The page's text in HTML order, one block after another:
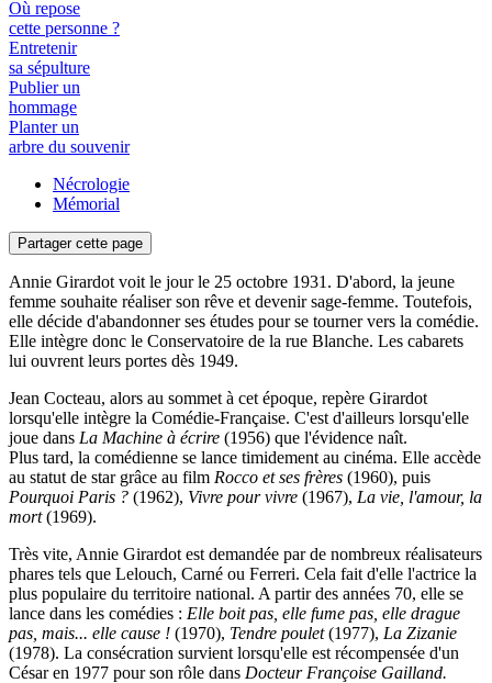
Où repose
cette personne ?
Entretenir
sa sépulture
Publier un
hommage
Planter un
arbre du souvenir
Nécrologie
Mémorial
Partager cette page
Annie Girardot voit le jour le 25 octobre 1931. D'abord, la jeune
femme souhaite réaliser son rêve et devenir sage-femme. Toutefois,
elle décide d'abandonner ses études pour se tourner vers la comédie.
Elle intègre donc le Conservatoire de la rue Blanche. Les cabarets
lui ouvrent leurs portes dès 1949.
Jean Cocteau, alors au sommet à cet époque, repère Girardot
lorsqu'elle intègre la Comédie-Française. C'est d'ailleurs lorsqu'elle
joue dans La Machine à écrire (1956) que l'évidence naît.
Plus tard, la comédienne se lance timidement au cinéma. Elle accède
au statut de star grâce au film Rocco et ses frères (1960), puis
Pourquoi Paris ? (1962), Vivre pour vivre (1967), La vie, l'amour, la
mort(1969).
Très vite, Annie Girardot est demandée par de nombreux réalisateurs
phares tels que Lelouch, Carné ou Ferreri. Cela fait d'elle l'actrice la
plus populaire du territoire national. A partir des années 70, elle se
lance dans les comédies : Elle boit pas, elle fume pas, elle drague
pas, mais... elle cause ! (1970), Tendre poulet(1977), La Zizanie
(1978). La consécration survient lorsqu'elle est récompensée d'un
César en 1977 pour son rôle dans Docteur Françoise Gailland.